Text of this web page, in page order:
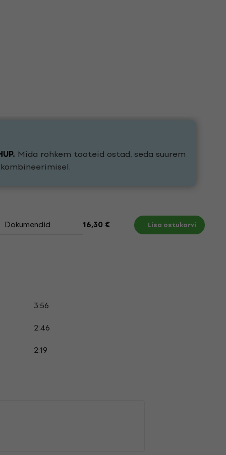
. Mida rohkem tooteid ostad, seda suurem
Dokumendid 16,30 € Lisa ostukorvi
3:56
2:46
2:19